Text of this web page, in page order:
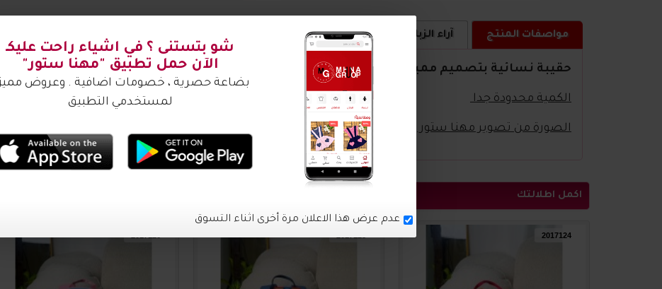
شو بتستنى ؟ في اشياء راحت عليكـ
الآن حمل تطبيق "مهنا ستور"
بضاعة حصرية ، خصومات اضافية . وعروض مميزة
لمستخدمي التطبيق
عدم عرض هذا الاعلان مرة أخرى اثناء التسوق
مواصفات المنتج آراء الزبائن كيف اشتري ؟
حقيبة نسائية بتصميم مميز
الكمية محدودة جدا
الصورة من تصوير مهنا ستور
اكمل اطلالتك
2017124